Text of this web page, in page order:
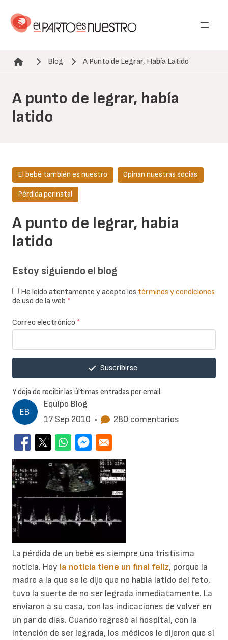
contenido
Ruta de navegación
Blog A Punto de Legrar, Había Latido
A punto de legrar, había
latido
Equipo Blog
17 Sep 2010 • 280 comentarios
A punto de legrar, había
latido
El bebé también es nuestro Opinan nuestras socias
Pérdida perinatal
La pérdida de un bebé es siempre una tristísima
noticia. Hoy la noticia tiene un final feliz, porque la
madre a la que se le dijo que no había latido del feto,
tuvo la suerte de no ser legrada inmediatamente. La
enviaron a su casa, con las indicaciones de volver en
un par de días. Cuando regresó al hospital, con la
intención de ser legrada, los médicos le dijeron que sí
Estoy siguiendo el blog
He leído atentamente y acepto los términos y condiciones
de uso de la web *
Correo electrónico *
Suscribirse
Y deja de recibir las últimas entradas por email.